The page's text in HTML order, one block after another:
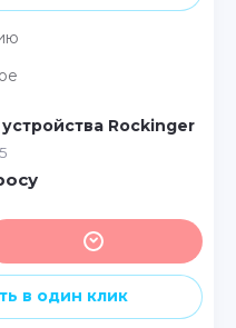
Rockinger
в один клик